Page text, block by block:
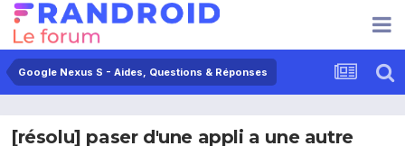
Google Nexus S - Aides, Questions & Réponses
[résolu] paser d'une appli a une autre